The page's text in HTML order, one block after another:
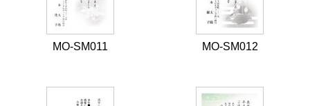
MO-SM011 MO-SM012